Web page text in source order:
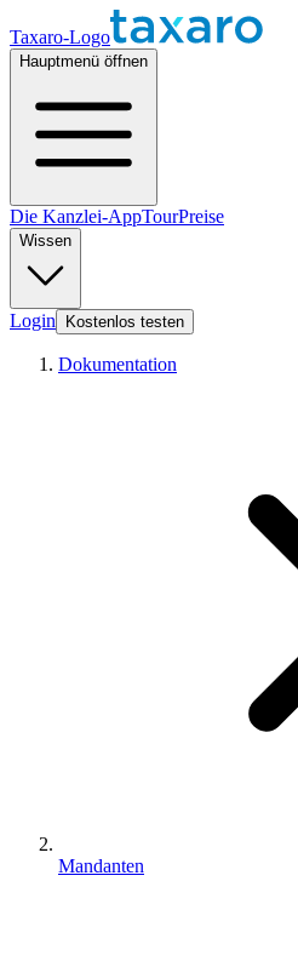
Taxaro-Logo
Hauptmenü öffnen
Die Kanzlei-AppTourPreise
Wissen
Login Kostenlos testen
Dokumentation
Mandanten